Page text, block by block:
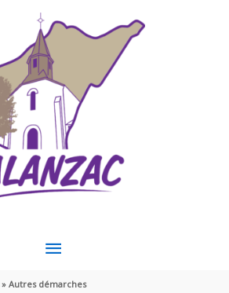
MENU
PRINCIPAL
Autres démarches